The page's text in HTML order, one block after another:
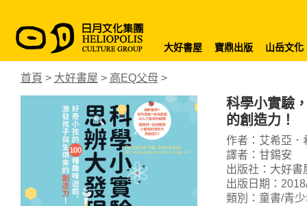
大好書屋 寶鼎出版 山岳文化
首頁 > 大好書屋 > 高EQ父母 >
科學小實驗
的創造力！
作者：艾希亞．
譯者：甘錫安
出版社：大好書
出版日期：
類別：童書/青